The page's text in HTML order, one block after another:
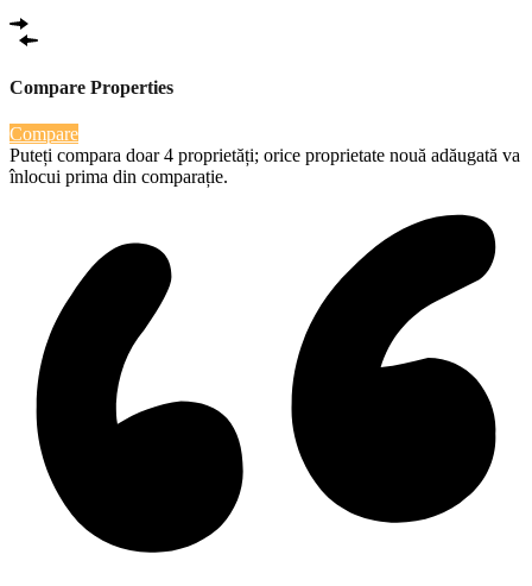
Compare Properties
Compare
Puteți compara doar 4 proprietăți; orice proprietate nouă adăugată va
înlocui prima din comparație.